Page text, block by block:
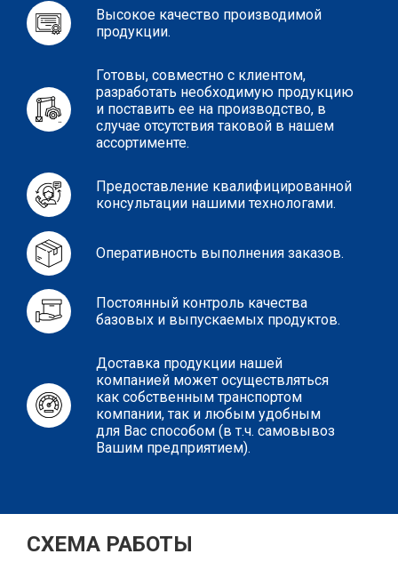
Высокое качество производимой
продукции.
Готовы, совместно с клиентом,
разработать необходимую продукцию
и поставить ее на производство, в
случае отсутствия таковой в нашем
ассортименте.
Предоставление квалифицированной
консультации нашими технологами.
Оперативность выполнения заказов.
Постоянный контроль качества
базовых и выпускаемых продуктов.
Доставка продукции нашей
компанией может осуществляться
как собственным транспортом
компании, так и любым удобным
для Вас способом (в т.ч. самовывоз
Вашим предприятием).
СХЕМА РАБОТЫ